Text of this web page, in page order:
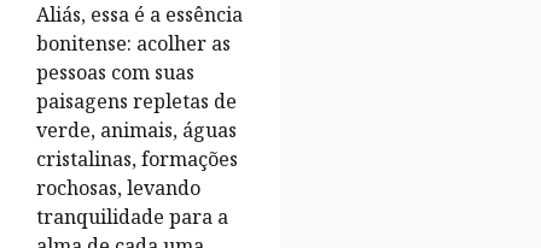
Aliás, essa é a essência
bonitense: acolher as
pessoas com suas
paisagens repletas de
verde, animais, águas
cristalinas, formações
rochosas, levando
tranquilidade para a